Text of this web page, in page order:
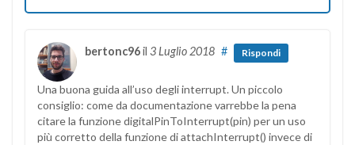
bertonc96il 3 Luglio 2018 # Rispondi
Una buona guida all’uso degli interrupt. Un piccolo
consiglio: come da documentazione varrebbe la pena
citare la funzione digitalPinToInterrupt(pin) per un uso
più corretto della funzione di attachInterrupt() invece di